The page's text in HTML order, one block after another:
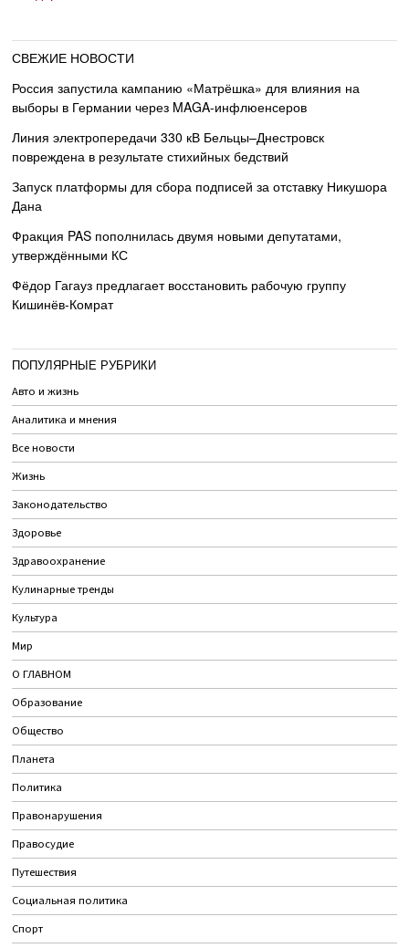
СВЕЖИЕ НОВОСТИ
Россия запустила кампанию «Матрёшка» для влияния на
выборы в Германии через MAGA-инфлюенсеров
Линия электропередачи 330 кВ Бельцы–Днестровск
повреждена в результате стихийных бедствий
Запуск платформы для сбора подписей за отставку Никушора
Дана
Фракция PAS пополнилась двумя новыми депутатами,
утверждёнными КС
Фёдор Гагауз предлагает восстановить рабочую группу
Кишинёв-Комрат
ПОПУЛЯРНЫЕ РУБРИКИ
Авто и жизнь
Аналитика и мнения
Все новости
Жизнь
Законодательство
Здоровье
Здравоохранение
Кулинарные тренды
Культура
Мир
О ГЛАВНОМ
Образование
Общество
Планета
Политика
Правонарушения
Правосудие
Путешествия
Социальная политика
Спорт